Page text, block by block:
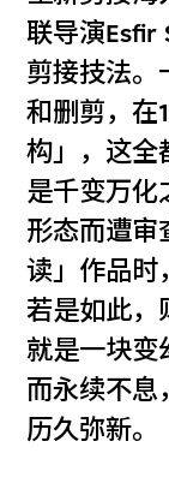
联导演Esfir
剪接技法。
和删剪，在
构」，这全
是千变万化
形态而遭审
读」作品时
若是如此，
就是一块变
而永续不息
历久弥新。